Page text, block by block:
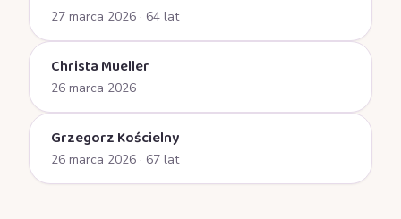
27 marca 2026 · 64 lat
Christa Mueller
26 marca 2026
Grzegorz Kościelny
26 marca 2026 · 67 lat